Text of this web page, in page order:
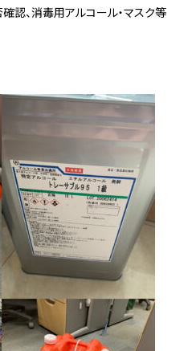
認、消毒用アルコール・マスク等